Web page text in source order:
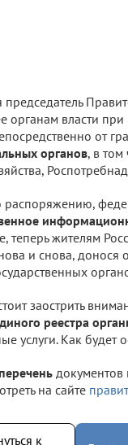
председатель
власти при
от
органов, в
распоряжению,
теперь жителям
и снова, донося
заострить
реестра
услуги. Как будет
на сайте
к